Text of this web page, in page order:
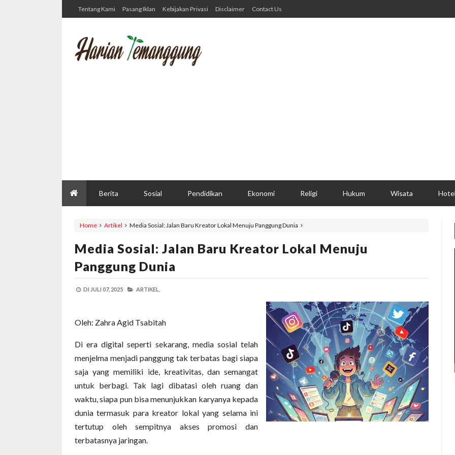
Tentang Kami Pasang Iklan Kebijakan Privasi Disclaimer Contact Us
Berita Sosial Pendidikan Ekonomi Religi Hukum Wisata Hotel
Home Artikel Media Sosial: Jalan Baru Kreator Lokal Menuju Panggung Dunia
Media Sosial: Jalan Baru Kreator Lokal Menuju
Panggung Dunia
DI JULI 07, 2025 ARTIKEL,
Oleh: Zahra Agid Tsabitah
Di era digital seperti sekarang, media sosial telah
menjelma menjadi panggung tak terbatas bagi siapa
saja yang memiliki ide, kreativitas, dan semangat
untuk berbagi. Tak lagi dibatasi oleh ruang dan
waktu, siapa pun bisa menunjukkan karyanya kepada
dunia termasuk para kreator lokal yang selama ini
tertutup oleh sempitnya akses promosi dan
terbatasnya jaringan.